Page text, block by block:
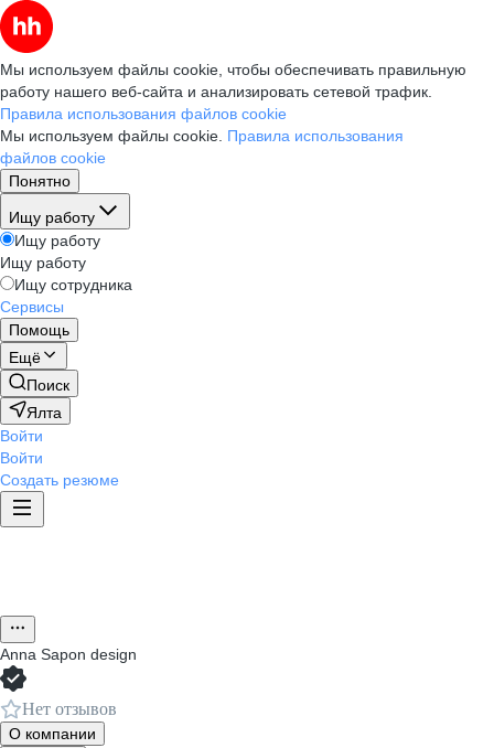
Мы используем файлы cookie, чтобы обеспечивать правильную
работу нашего веб-сайта и анализировать сетевой трафик.
Правила использования файлов cookie
Мы используем файлы cookie. Правила использования
файлов cookie
Понятно
Ищу работу
Ищу работу
Ищу работу
Ищу сотрудника
Сервисы
Помощь
Ещё
Поиск
Ялта
Войти
Войти
Создать резюме
Anna Sapon design
Нет отзывов
О компании